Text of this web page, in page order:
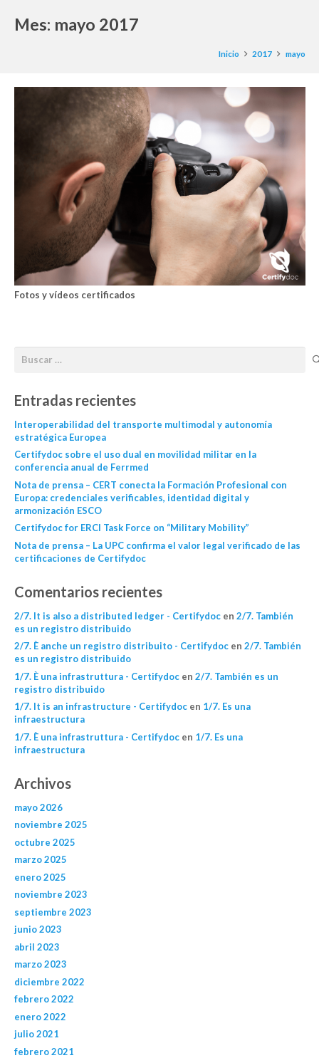
Mes: mayo 2017
Inicio 2017 mayo
Fotos y vídeos certificados
Entradas recientes
Interoperabilidad del transporte multimodal y autonomía
estratégica Europea
Certifydoc sobre el uso dual en movilidad militar en la
conferencia anual de Ferrmed
Nota de prensa – CERT conecta la Formación Profesional con
Europa: credenciales verificables, identidad digital y
armonización ESCO
Certifydoc for ERCI Task Force on “Military Mobility”
Nota de prensa – La UPC confirma el valor legal verificado de las
certificaciones de Certifydoc
Comentarios recientes
2/7. It is also a distributed ledger - Certifydocen 2/7. También
es un registro distribuido
2/7. È anche un registro distribuito - Certifydocen 2/7. También
es un registro distribuido
1/7. È una infrastruttura - Certifydocen 2/7. También es un
registro distribuido
1/7. It is an infrastructure - Certifydocen 1/7. Es una
infraestructura
1/7. È una infrastruttura - Certifydocen 1/7. Es una
infraestructura
Archivos
mayo 2026
noviembre 2025
octubre 2025
marzo 2025
enero 2025
noviembre 2023
septiembre 2023
junio 2023
abril 2023
marzo 2023
diciembre 2022
febrero 2022
enero 2022
julio 2021
febrero 2021